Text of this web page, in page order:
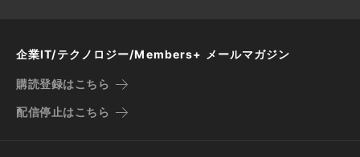
企業IT/テクノロジー/Members+ メールマガジン
購読登録はこちら
配信停止はこちら